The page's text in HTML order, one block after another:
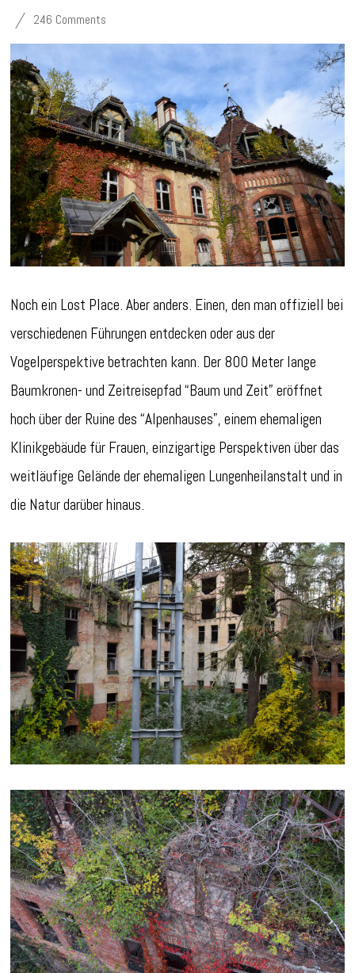
246 Comments
Noch ein Lost Place. Aber anders. Einen, den man offiziell bei
verschiedenen Führungen entdecken oder aus der
Vogelperspektive betrachten kann. Der 800 Meter lange
Baumkronen- und Zeitreisepfad “Baum und Zeit” eröffnet
hoch über der Ruine des “Alpenhauses”, einem ehemaligen
Klinikgebäude für Frauen, einzigartige Perspektiven über das
weitläufige Gelände der ehemaligen Lungenheilanstalt und in
die Natur darüber hinaus.